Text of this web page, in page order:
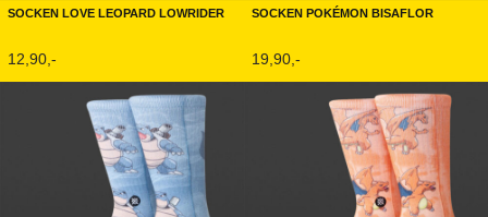
Socken Love Leopard Lowrider
12,90,-
Socken Pokémon Bisaflor
19,90,-